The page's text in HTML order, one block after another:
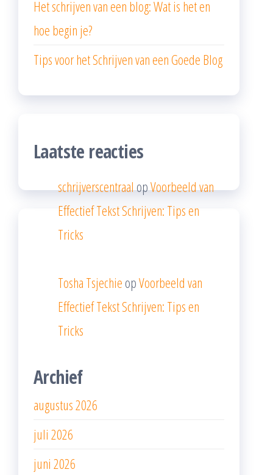
Het schrijven van een blog: Wat is het en
hoe begin je?
Tips voor het Schrijven van een Goede Blog
Laatste reacties
schrijverscentraalopVoorbeeld van
Effectief Tekst Schrijven: Tips en
Tricks
Tosha Tsjechie opVoorbeeld van
Effectief Tekst Schrijven: Tips en
Tricks
Archief
augustus 2026
juli 2026
juni 2026